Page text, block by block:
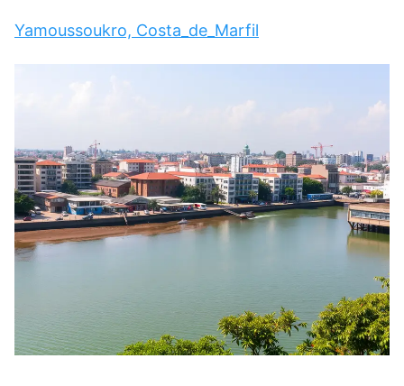
Yamoussoukro, Costa_de_Marfil